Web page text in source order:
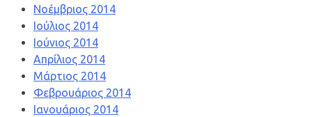
Νοέμβριος 2014
Ιούλιος 2014
Ιούνιος 2014
Απρίλιος 2014
Μάρτιος 2014
Φεβρουάριος 2014
Ιανουάριος 2014